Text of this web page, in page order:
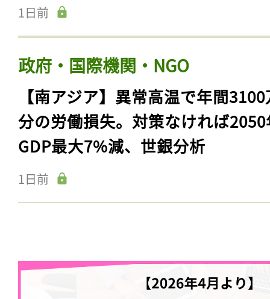
1日前
政府・国際機関・NGO
【南アジア】異常高温で年間
分の労働損失。対策なければ
GDP最大7%減、世銀分析
1日前